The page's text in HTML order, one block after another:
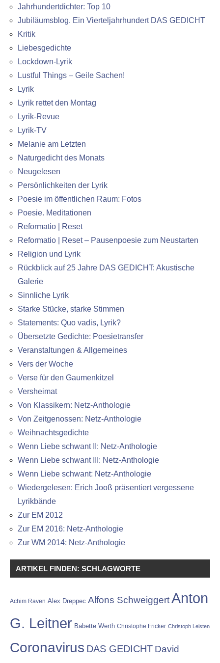
Jahrhundertdichter: Top 10
Jubiläumsblog. Ein Vierteljahrhundert DAS GEDICHT
Kritik
Liebesgedichte
Lockdown-Lyrik
Lustful Things – Geile Sachen!
Lyrik
Lyrik rettet den Montag
Lyrik-Revue
Lyrik-TV
Melanie am Letzten
Naturgedicht des Monats
Neugelesen
Persönlichkeiten der Lyrik
Poesie im öffentlichen Raum: Fotos
Poesie. Meditationen
Reformatio | Reset
Reformatio | Reset – Pausenpoesie zum Neustarten
Religion und Lyrik
Rückblick auf 25 Jahre DAS GEDICHT: Akustische
Galerie
Sinnliche Lyrik
Starke Stücke, starke Stimmen
Statements: Quo vadis, Lyrik?
Übersetzte Gedichte: Poesietransfer
Veranstaltungen & Allgemeines
Vers der Woche
Verse für den Gaumenkitzel
Versheimat
Von Klassikern: Netz-Anthologie
Von Zeitgenossen: Netz-Anthologie
Weihnachtsgedichte
Wenn Liebe schwant II: Netz-Anthologie
Wenn Liebe schwant III: Netz-Anthologie
Wenn Liebe schwant: Netz-Anthologie
Wiedergelesen: Erich Jooß präsentiert vergessene
Lyrikbände
Zur EM 2012
Zur EM 2016: Netz-Anthologie
Zur WM 2014: Netz-Anthologie
ARTIKEL FINDEN: SCHLAGWORTE
Achim Raven Alex Dreppec Alfons SchweiggertAnton
G. Leitner Babette Werth Christophe Fricker Christoph Leisten
Coronavirus DAS GEDICHT David